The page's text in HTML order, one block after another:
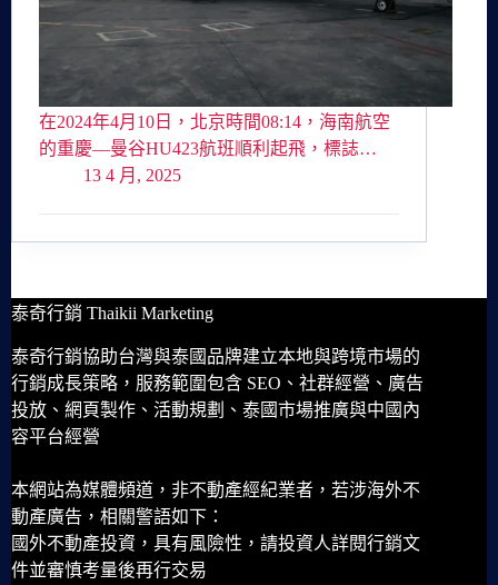
在2024年4月10日，北京時間08:14，海南航空
的重慶—曼谷HU423航班順利起飛，標誌…
13 4 月, 2025
泰奇行銷 Thaikii Marketing
泰奇行銷協助台灣與泰國品牌建立本地與跨境市場的
行銷成長策略，服務範圍包含 SEO、社群經營、廣告
投放、網頁製作、活動規劃、泰國市場推廣與中國內
容平台經營
本網站為媒體頻道，非不動產經紀業者，若涉海外不
動產廣告，相關警語如下：
國外不動產投資，具有風險性，請投資人詳閱行銷文
件並審慎考量後再行交易